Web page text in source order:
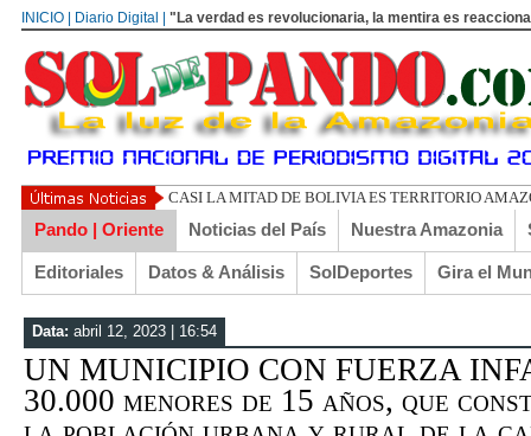
INICIO | Diario Digital | "La verdad es revolucionaria, la mentira es
Pando | Oriente Noticias del País Nuestra Amazonia
Editoriales Datos & Análisis SolDeportes Gira el
Data: abril 12, 2023 | 16:54
UN MUNICIPIO CON FUERZA
30.000 menores de 15 años, que